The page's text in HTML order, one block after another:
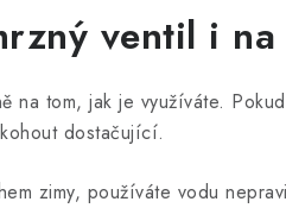
ventil i
na tom, jak je využíváte.
dostačující.
zimy, používáte vodu